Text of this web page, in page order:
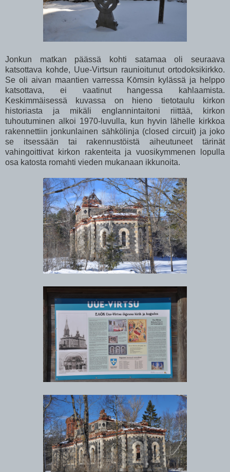
Jonkun matkan päässä kohti satamaa oli seuraava
katsottava kohde, Uue-Virtsun raunioitunut ortodoksikirkko.
Se oli aivan maantien varressa Kōmsin kylässä ja helppo
katsottava, ei vaatinut hangessa kahlaamista.
Keskimmäisessä kuvassa on hieno tietotaulu kirkon
historiasta ja mikäli englannintaitoni riittää, kirkon
tuhoutuminen alkoi 1970-luvulla, kun hyvin lähelle kirkkoa
rakennettiin jonkunlainen sähkölinja (closed circuit) ja joko
se itsessään tai rakennustöistä aiheutuneet tärinät
vahingoittivat kirkon rakenteita ja vuosikymmenen lopulla
osa katosta romahti vieden mukanaan ikkunoita.